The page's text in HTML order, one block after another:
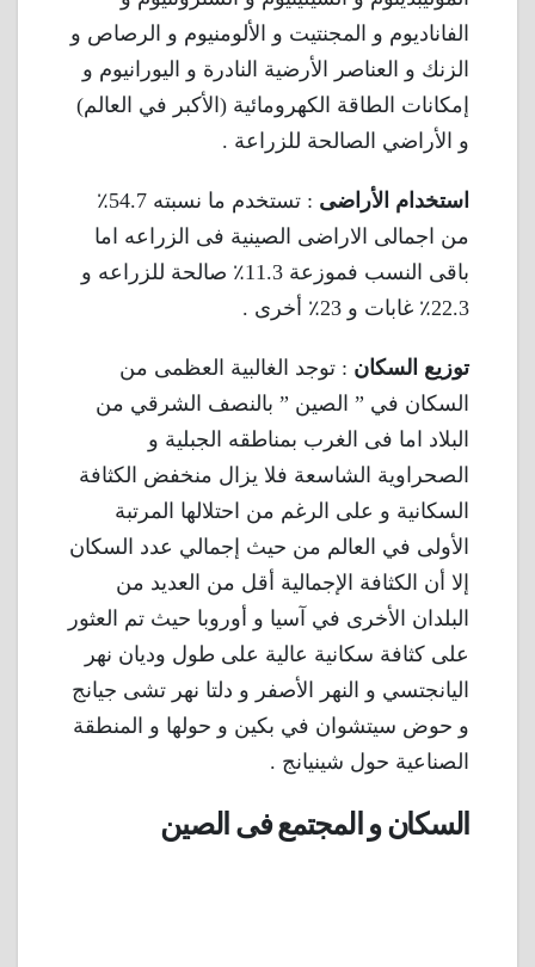
الفاناديوم و المجنتيت و الألومنيوم و الرصاص و
الزنك و العناصر الأرضية النادرة و اليورانيوم و
إمكانات الطاقة الكهرومائية (الأكبر في العالم)
و الأراضي الصالحة للزراعة .
استخدام الأراضى
: تستخدم ما نسبته 54.7٪
من اجمالى الاراضى الصينية فى الزراعه اما
باقى النسب فموزعة 11.3٪ صالحة للزراعه و
22.3٪ غابات و 23٪ أخرى .
توزيع السكان : توجد الغالبية العظمى من
السكان في ” الصين ” بالنصف الشرقي من
البلاد اما فى الغرب بمناطقه الجبلية و
الصحراوية الشاسعة فلا يزال منخفض الكثافة
السكانية و على الرغم من احتلالها المرتبة
الأولى في العالم من حيث إجمالي عدد السكان
إلا أن الكثافة الإجمالية أقل من العديد من
البلدان الأخرى في آسيا و أوروبا حيث تم العثور
على كثافة سكانية عالية على طول وديان نهر
اليانجتسي و النهر الأصفر و دلتا نهر تشى جيانج
و حوض سيتشوان في بكين و حولها و المنطقة
الصناعية حول شينيانج .
السكان و المجتمع فى الصين